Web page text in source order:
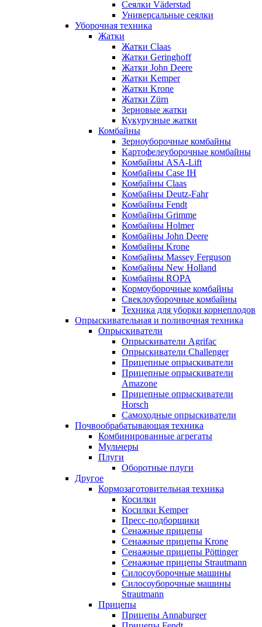
Сеялки Väderstad
Универсальные сеялки
Уборочная техника
Жатки
Жатки Claas
Жатки Geringhoff
Жатки John Deere
Жатки Kemper
Жатки Krone
Жатки Zürn
Зерновые жатки
Кукурузные жатки
Комбайны
Зерноуборочные комбайны
Картофелеуборочные комбайны
Комбайны ASA-Lift
Комбайны Case IH
Комбайны Claas
Комбайны Deutz-Fahr
Комбайны Fendt
Комбайны Grimme
Комбайны Holmer
Комбайны John Deere
Комбайны Krone
Комбайны Massey Ferguson
Комбайны New Holland
Комбайны ROPA
Кормоуборочные комбайны
Свеклоуборочные комбайны
Техника для уборки корнеплодов
Опрыскивательная и поливочная техника
Опрыскиватели
Опрыскиватели Agrifac
Опрыскиватели Challenger
Прицепные опрыскиватели
Прицепные опрыскиватели
Amazone
Прицепные опрыскиватели
Horsch
Самоходные опрыскиватели
Почвообрабатывающая техника
Комбинированные агрегаты
Мульчеры
Плуги
Оборотные плуги
Другое
Кормозаготовительная техника
Косилки
Косилки Kemper
Пресс-подборщики
Сенажные прицепы
Сенажные прицепы Krone
Сенажные прицепы Pöttinger
Сенажные прицепы Strautmann
Силосоуборочные машины
Силосоуборочные машины
Strautmann
Прицепы
Прицепы Annaburger